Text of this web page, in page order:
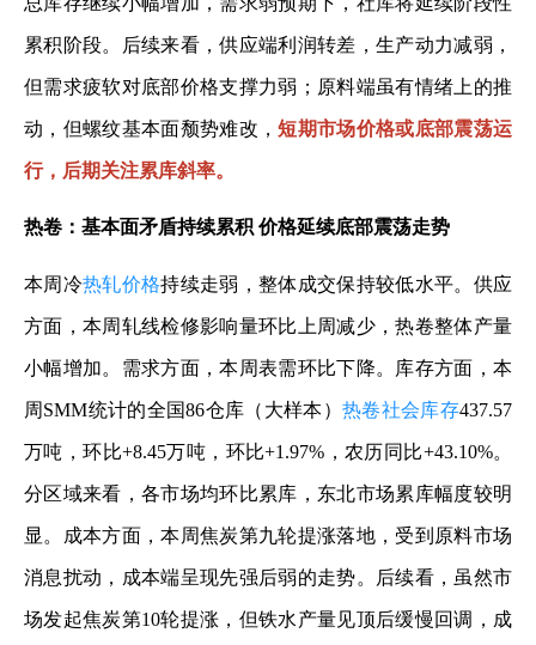
累积阶段。后续来看，供应端利润转差，生产动力减弱，
但需求疲软对底部价格支撑力弱；原料端虽有情绪上的推
动，但螺纹基本面颓势难改，短期市场价格或底部震荡运
行，后期关注累库斜率。
热卷：基本面矛盾持续累积 价格延续底部震荡走势
本周冷热轧价格持续走弱，整体成交保持较低水平。供应
方面，本周轧线检修影响量环比上周减少，热卷整体产量
小幅增加。需求方面，本周表需环比下降。库存方面，本
周SMM统计的全国86仓库（大样本） 热卷社会库存437.57
万吨，环比+8.45万吨，环比+1.97%，农历同比+43.10%。
分区域来看，各市场均环比累库，东北市场累库幅度较明
显。成本方面，本周焦炭第九轮提涨落地，受到原料市场
消息扰动，成本端呈现先强后弱的走势。后续看，虽然市
场发起焦炭第10轮提涨，但铁水产量见顶后缓慢回调，成